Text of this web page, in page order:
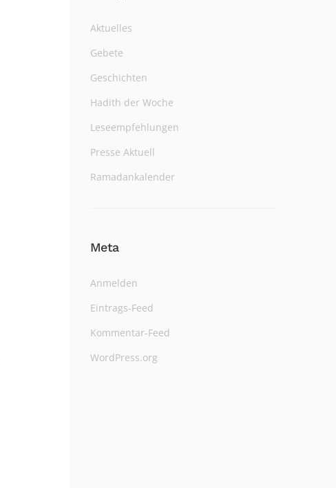
Aktuelles
Gebete
Geschichten
Hadith der Woche
Leseempfehlungen
Presse Aktuell
Ramadankalender
Meta
Anmelden
Eintrags-Feed
Kommentar-Feed
WordPress.org